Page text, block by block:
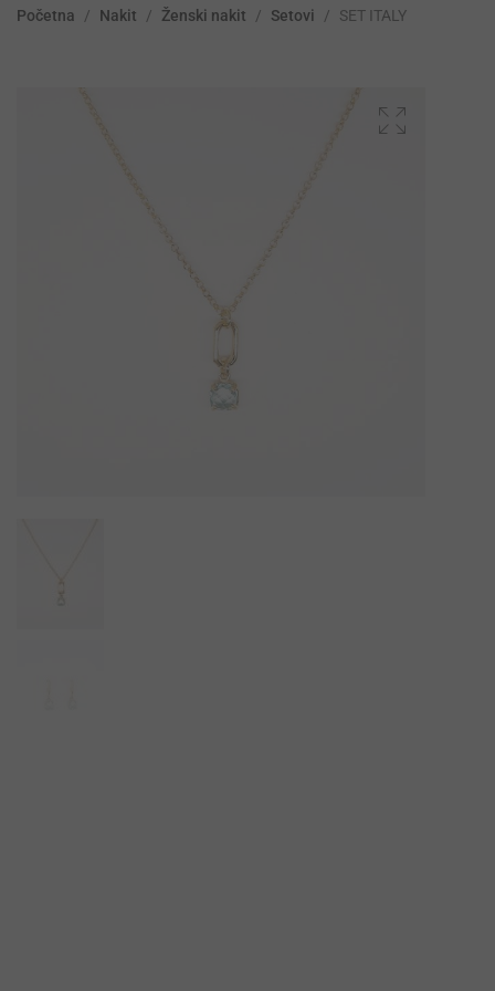
Početna / Nakit / Ženski nakit / Setovi / SET ITALY